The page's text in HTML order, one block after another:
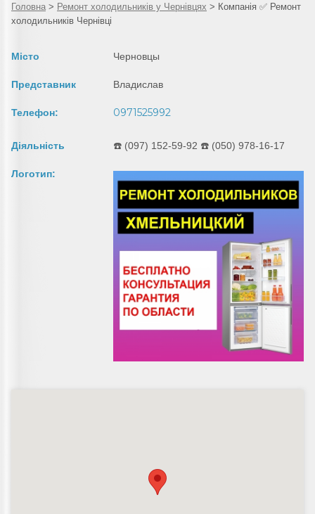
Головна > Ремонт холодильників у Чернівцях > Компанія ✅ Ремонт
холодильників Чернівці
Місто Черновцы
Представник Владислав
Телефон: 0971525992
Діяльність ☎️ (097) 152-59-92 ☎️ (050) 978-16-17
Логотип: